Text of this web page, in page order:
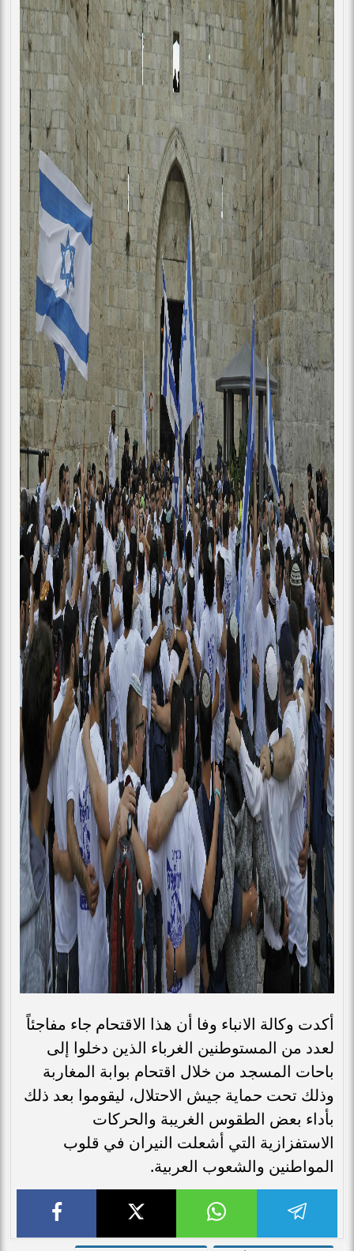
أكدت وكالة الانباء وفا أن هذا الاقتحام جاء مفاجئاً
لعدد من المستوطنين الغرباء الذين دخلوا إلى
باحات المسجد من خلال اقتحام بوابة المغاربة
وذلك تحت حماية جيش الاحتلال، ليقوموا بعد ذلك
بأداء بعض الطقوس الغريبة والحركات
الاستفزازية التي أشعلت النيران في قلوب
المواطنين والشعوب العربية.